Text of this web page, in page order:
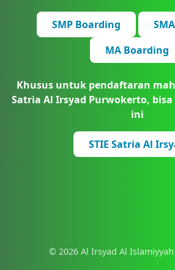
SMP Boarding
MA Boarding
Khusus untuk pendaftaran
Satria Al Irsyad Purwokerto,
ini
STIE Satria Al
© 2026 Al Irsyad Al